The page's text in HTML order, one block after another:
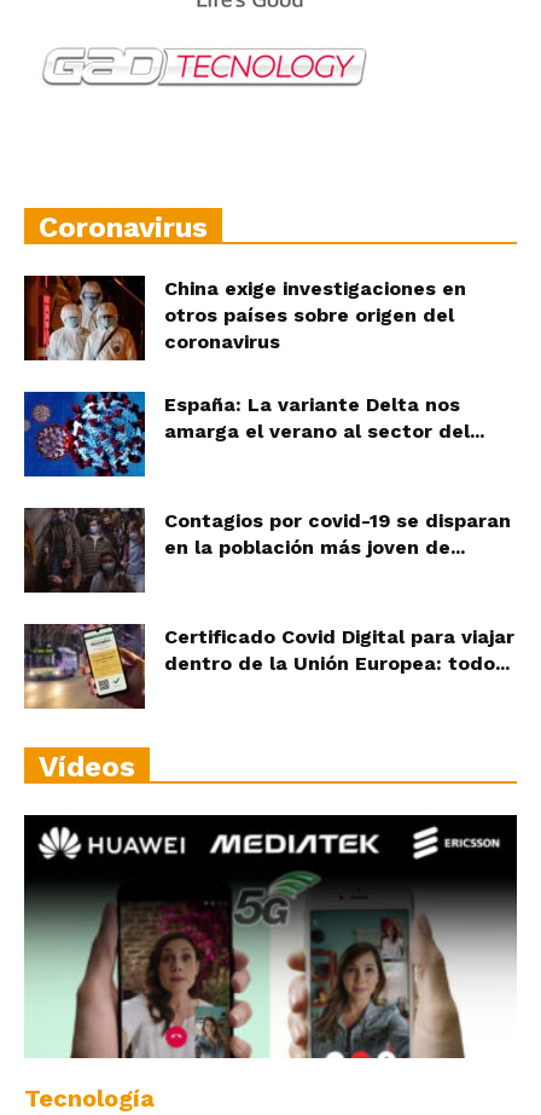
Coronavirus
China exige investigaciones en
otros países sobre origen del
coronavirus
España: La variante Delta nos
amarga el verano al sector del...
Contagios por covid-19 se disparan
en la población más joven de...
Certificado Covid Digital para viajar
dentro de la Unión Europea: todo...
Vídeos
Tecnología